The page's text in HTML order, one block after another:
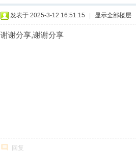
发表于 2025-3-12 16:51:15 显示全部楼层
谢谢分享,谢谢分享
回复